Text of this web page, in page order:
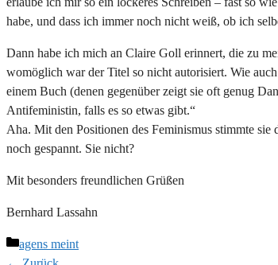
habe, und dass ich immer noch nicht weiß, ob ich
Dann habe ich mich an Claire Goll erinnert, die zu
womöglich war der Titel so nicht autorisiert. Wie
einem Buch (denen gegenüber zeigt sie oft genug
Antifeministin, falls es so etwas gibt.“
Aha. Mit den Positionen des Feminismus stimmte
noch gespannt. Sie nicht?
Mit besonders freundlichen Grüßen
Bernhard Lassahn
Kategorien
agens meint